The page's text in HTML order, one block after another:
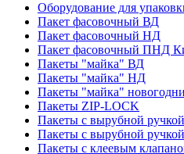
Оборудование для
Пакет фасовочный ВД
Пакет фасовочный НД
Пакет фасовочный ПНД
Пакеты "майка" ВД
Пакеты "майка" НД
Пакеты "майка"
Пакеты ZIP-LOCK
Пакеты с вырубной ручкой
Пакеты с вырубной
Пакеты с клеевым